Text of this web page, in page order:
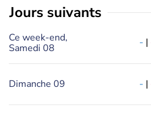
jours suivants
Ce week-end,
Samedi 08
- |
Dimanche 09 - |